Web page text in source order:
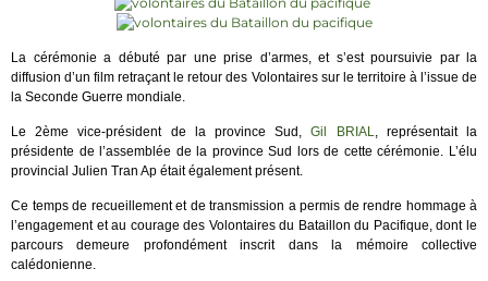
La cérémonie a débuté par une prise d’armes, et s’est poursuivie par la
diffusion d’un film retraçant le retour des Volontaires sur le territoire à l’issue de
la Seconde Guerre mondiale.
Le 2ème vice-président de la province Sud,Gil BRIAL, représentait la
présidente de l’assemblée de la province Sud lors de cette cérémonie. L’élu
provincial Julien Tran Ap était également présent.
Ce temps de recueillement et de transmission a permis de rendre hommage à
l’engagement et au courage des Volontaires du Bataillon du Pacifique, dont le
parcours demeure profondément inscrit dans la mémoire collective
calédonienne.